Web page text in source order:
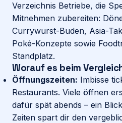
Verzeichnis Betriebe, die
Mitnehmen zubereiten:
Currywurst-Buden, Asia-
Poké-Konzepte sowie
Standplatz.
Worauf es beim
Öffnungszeiten: Imbisse
Restaurants. Viele öffnen
dafür spät abends – ein
Zeiten spart dir den